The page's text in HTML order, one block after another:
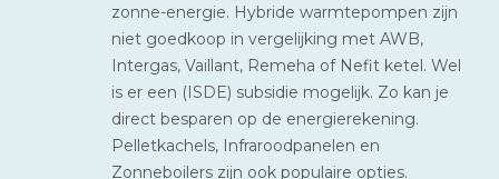
zonne-energie. Hybride warmtepompen zijn
niet goedkoop in vergelijking met AWB,
Intergas, Vaillant, Remeha of Nefit ketel. Wel
is er een (ISDE) subsidie mogelijk. Zo kan je
direct besparen op de energierekening.
Pelletkachels, Infraroodpanelen en
Zonneboilers zijn ook populaire opties.